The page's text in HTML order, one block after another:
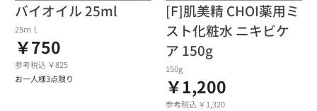
バイオイル 25ml
25ｍｌ
￥750
参考税込 ￥825
お一人様3点限り
[F]肌美精 CHOI薬用ミ
スト化粧水 ニキビケ
ア 150g
150g
￥1,200
参考税込 ￥1,320